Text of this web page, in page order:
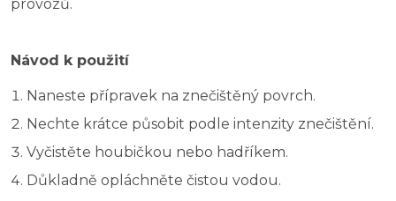
provozů.
Návod k použití
Naneste přípravek na znečištěný povrch.
Nechte krátce působit podle intenzity znečištění.
Vyčistěte houbičkou nebo hadříkem.
Důkladně opláchněte čistou vodou.